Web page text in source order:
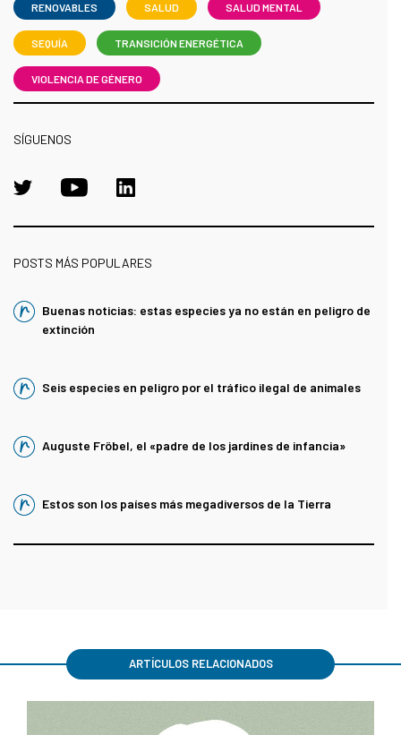
RENOVABLES SALUD SALUD MENTAL
SEQUÍA TRANSICIÓN ENERGÉTICA
VIOLENCIA DE GÉNERO
SÍGUENOS
POSTS MÁS POPULARES
Buenas noticias: estas especies ya no están en peligro de
extinción
Seis especies en peligro por el tráfico ilegal de animales
Auguste Fröbel, el «padre de los jardines de infancia»
Estos son los países más megadiversos de la Tierra
ARTÍCULOS RELACIONADOS